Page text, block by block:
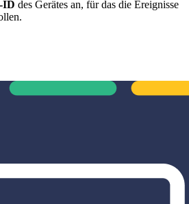
ID des Gerätes an, für das die Ereignisse